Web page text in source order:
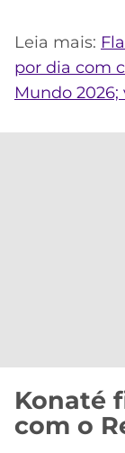
Leia mais:
por dia com
Mundo
Konaté
com o